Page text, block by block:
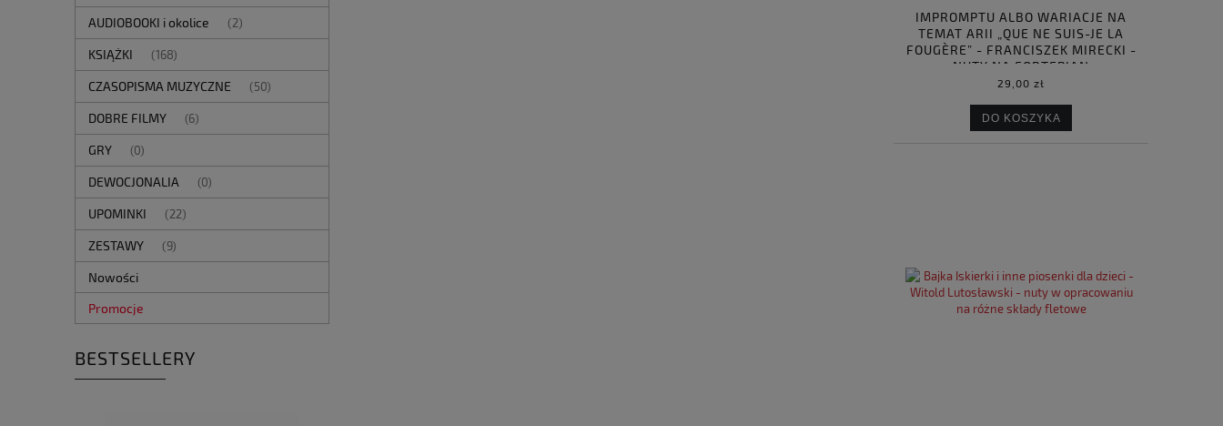
AUDIOBOOKI i okolice (2)
KSIĄŻKI (168)
CZASOPISMA MUZYCZNE (50)
DOBRE FILMY (6)
GRY (0)
DEWOCJONALIA (0)
UPOMINKI (22)
ZESTAWY (9)
Nowości
Promocje
BESTSELLERY
IMPROMPTU ALBO WARIACJE NA
TEMAT ARII „QUE NE SUIS-JE LA
FOUGÈRE” - FRANCISZEK MIRECKI -
NUTY NA FORTEPIAN
29,00 zł
DO KOSZYKA